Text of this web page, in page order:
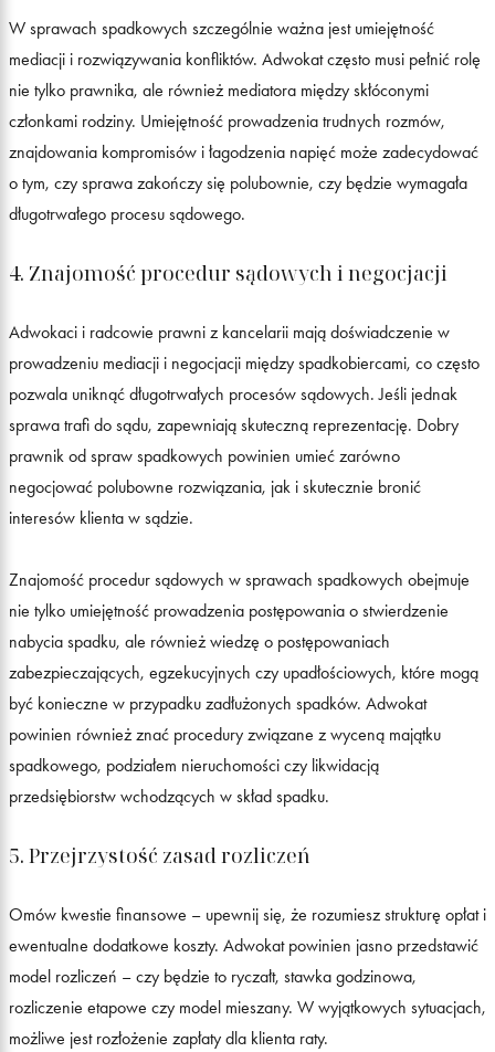
W sprawach spadkowych szczególnie ważna jest umiejętność
mediacji i rozwiązywania konfliktów. Adwokat często musi pełnić rolę
nie tylko prawnika, ale również mediatora między skłóconymi
członkami rodziny. Umiejętność prowadzenia trudnych rozmów,
znajdowania kompromisów i łagodzenia napięć może zadecydować
o tym, czy sprawa zakończy się polubownie, czy będzie wymagała
długotrwałego procesu sądowego.
4. Znajomość procedur sądowych i negocjacji
Adwokaci i radcowie prawni z kancelarii mają doświadczenie w
prowadzeniu mediacji i negocjacji między spadkobiercami, co często
pozwala uniknąć długotrwałych procesów sądowych. Jeśli jednak
sprawa trafi do sądu, zapewniają skuteczną reprezentację. Dobry
prawnik od spraw spadkowych powinien umieć zarówno
negocjować polubowne rozwiązania, jak i skutecznie bronić
interesów klienta w sądzie.
Znajomość procedur sądowych w sprawach spadkowych obejmuje
nie tylko umiejętność prowadzenia postępowania o stwierdzenie
nabycia spadku, ale również wiedzę o postępowaniach
zabezpieczających, egzekucyjnych czy upadłościowych, które mogą
być konieczne w przypadku zadłużonych spadków. Adwokat
powinien również znać procedury związane z wyceną majątku
spadkowego, podziałem nieruchomości czy likwidacją
przedsiębiorstw wchodzących w skład spadku.
5. Przejrzystość zasad rozliczeń
Omów kwestie finansowe – upewnij się, że rozumiesz strukturę opłat i
ewentualne dodatkowe koszty. Adwokat powinien jasno przedstawić
model rozliczeń – czy będzie to ryczałt, stawka godzinowa,
rozliczenie etapowe czy model mieszany. W wyjątkowych sytuacjach,
możliwe jest rozłożenie zapłaty dla klienta raty.